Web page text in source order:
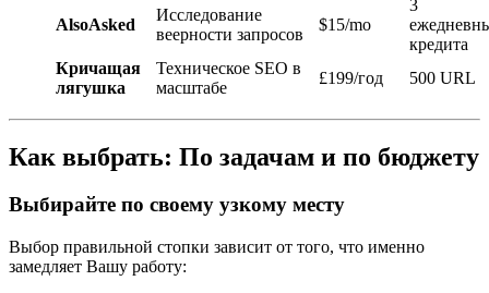
AlsoAsked
Исследование
веерности запросов
$15/mo
3
кредита
Кричащая
лягушка
Техническое SEO в
масштабе
£199/год 500 URL
Как выбрать: По задачам и по бюджету
Выбирайте по своему узкому месту
Выбор правильной стопки зависит от того, что именно
замедляет Вашу работу: